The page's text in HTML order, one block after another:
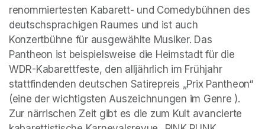
renommiertesten Kabarett- und Comedybühnen des
deutschsprachigen Raumes und ist auch
Konzertbühne für ausgewählte Musiker. Das
Pantheon ist beispielsweise die Heimstadt für die
WDR-Kabarettfeste, den alljährlich im Frühjahr
stattfindenden deutschen Satirepreis „Prix Pantheon“
(eine der wichtigsten Auszeichnungen im Genre ).
Zur närrischen Zeit gibt es die zum Kult avancierte